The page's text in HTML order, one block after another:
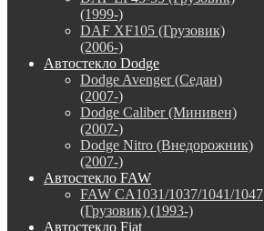
(1999-)
DAF XF105 (Грузовик)
(2006-)
Автостекло Dodge
Dodge Avenger (Седан)
(2007-)
Dodge Caliber (Минивен)
(2007-)
Dodge Nitro (Внедорожник)
(2007-)
Автостекло FAW
FAW CA1031/1037/1041/1047
(Грузовик) (1993-)
Автостекло Fiat